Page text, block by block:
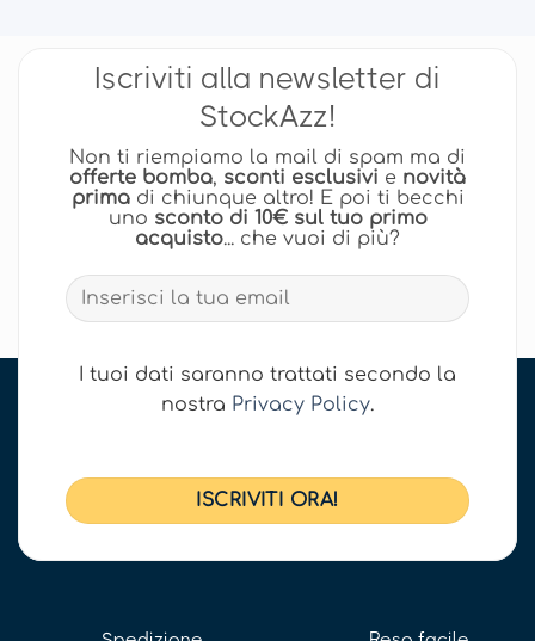
Iscriviti alla newsletter di
StockAzz!
Non ti riempiamo la mail di spam ma di
offerte bomba, sconti esclusivi e novità
primadi chiunque altro! E poi ti becchi
uno sconto di 10€ sul tuo primo
acquisto... che vuoi di più?
I tuoi dati saranno trattati secondo la
nostra Privacy Policy.